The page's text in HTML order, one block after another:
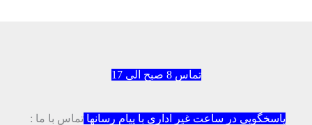
تماس 8 صبح الی 17
پاسخگویی در ساعت غیر اداری با پیام رسانهاتماس با ما :